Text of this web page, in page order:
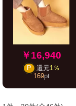
￥16,940
P 還元1％
169pt